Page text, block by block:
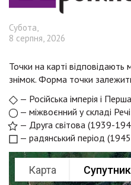
Субота,
8 серпня, 2026
Точки на карті
знімок. Форма точки
— Російська імперія і
— міжвоєнний у складі
— Друга світова (1939-
— радянський період
Карта Супутник